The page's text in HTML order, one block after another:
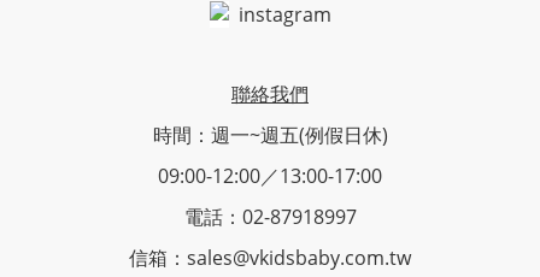
instagram
聯絡我們
時間：週一~週五(例假日休)
09:00-12:00／13:00-17:00
電話：02-87918997
信箱：sales@vkidsbaby.com.tw